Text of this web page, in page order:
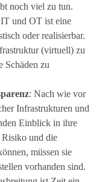
noch viel zu tun.
und OT ist eine
oder realisierbar.
(virtuell) zu
Schäden zu
: Nach wie vor
Infrastrukturen und
Einblick in ihre
und die
müssen sie
vorhanden sind.